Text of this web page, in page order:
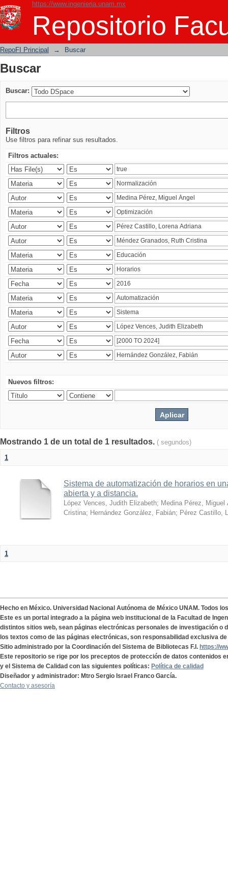
https://www.ingenieria.unam.mx
Repositorio
Buscar
RepoFI Principal → Buscar
Buscar
Buscar:
Filtros
Use filtros para refinar sus resultados.
Filtros actuales:
Nuevos filtros:
Mostrando 1 de un total de 1 resultados. ( segundos)
1
Sistema de automatización de horarios en
abierta y a distancia.
López Vences, Judith Elizabeth; Medina Pérez, Miguel
Cristina; Hernández González, Fabián; Pérez Castillo,
1
Hecho en México. Universidad Nacional Autónoma de México UNAM. Todos
Este es un portal integrado a la página web institucional de la Facultad de
distintos sitios web, sean páginas electrónicas personales de investigación o
los textos como de las páginas electrónicas, son responsabilidad exclusiva
Sitio administrado por la Coordinación del Sistema de Bibliotecas F.I. https://
Este repositorio se rige por los preceptos de protección de datos contenidos
y el Sistema de Calidad con las siguientes políticas: Política de calidad
Diseñador y administrador: Mtro Sergio Israel Franco García.
Contacto y asesoría